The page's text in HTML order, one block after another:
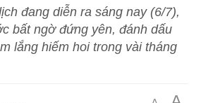
đang diễn ra sáng nay (6/7),
bất ngờ đứng yên, đánh dấu
lắng hiếm hoi trong vài tháng